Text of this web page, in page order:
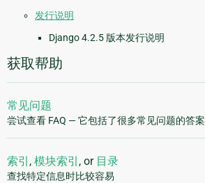
发行说明
Django 4.2.5 版本发行说明
获取帮助
常见问题
尝试查看 FAQ — 它包括了很多常见问题的答案
索引 , 模块索引 , or 目录
查找特定信息时比较容易